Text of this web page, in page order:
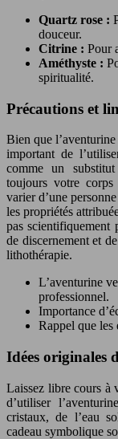
Quartz rose :
douceur.
Citrine : Pour
Améthyste :
spiritualité.
Précautions et
Bien que
important de
comme un
toujours votre
varier d’une
les propriétés
pas scientifiquement
de discernement et
lithothérapie.
L’aventurine
professionnel.
Importance
Rappel que les
Idées originales
Laissez libre cours à
d’utiliser
cristaux, de l’eau
cadeau symbolique